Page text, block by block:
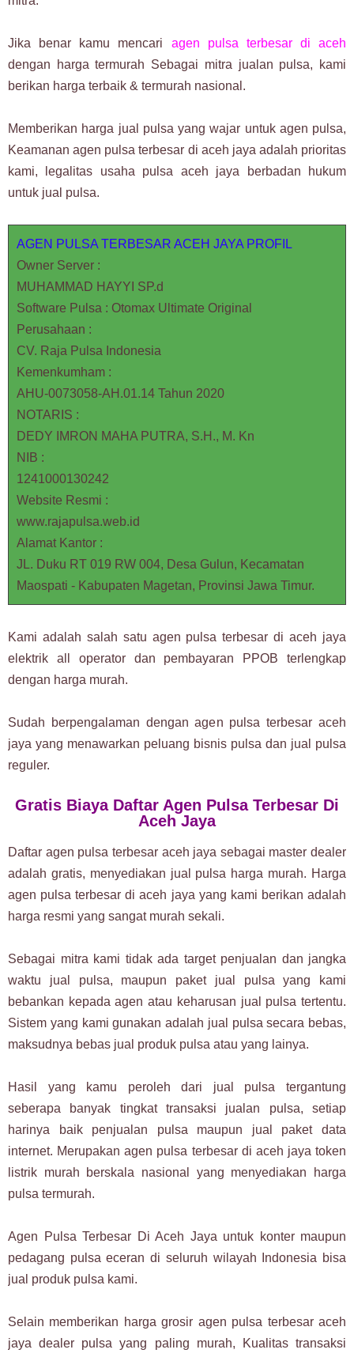
Jika benar kamu mencari agen pulsa terbesar di aceh
dengan harga termurah Sebagai mitra jualan pulsa, kami
berikan harga terbaik & termurah nasional.
Memberikan harga jual pulsa yang wajar untuk agen pulsa,
Keamanan agen pulsa terbesar di aceh jaya adalah prioritas
kami, legalitas usaha pulsa aceh jaya berbadan hukum
untuk jual pulsa.
AGEN PULSA TERBESAR ACEH JAYA PROFIL
Owner Server :
MUHAMMAD HAYYI SP.d
Software Pulsa : Otomax Ultimate Original
Perusahaan :
CV. Raja Pulsa Indonesia
Kemenkumham :
AHU-0073058-AH.01.14 Tahun 2020
NOTARIS :
DEDY IMRON MAHA PUTRA, S.H., M. Kn
NIB :
1241000130242
Website Resmi :
www.rajapulsa.web.id
Alamat Kantor :
JL. Duku RT 019 RW 004, Desa Gulun, Kecamatan
Maospati - Kabupaten Magetan, Provinsi Jawa Timur.
Kami adalah salah satu agen pulsa terbesar di aceh jaya
elektrik all operator dan pembayaran PPOB terlengkap
dengan harga murah.
Sudah berpengalaman dengan agen pulsa terbesar aceh
jaya yang menawarkan peluang bisnis pulsa dan jual pulsa
reguler.
Gratis Biaya Daftar Agen Pulsa Terbesar Di
Aceh Jaya
Daftar agen pulsa terbesar aceh jaya sebagai master dealer
adalah gratis, menyediakan jual pulsa harga murah. Harga
agen pulsa terbesar di aceh jaya yang kami berikan adalah
harga resmi yang sangat murah sekali.
Sebagai mitra kami tidak ada target penjualan dan jangka
waktu jual pulsa, maupun paket jual pulsa yang kami
bebankan kepada agen atau keharusan jual pulsa tertentu.
Sistem yang kami gunakan adalah jual pulsa secara bebas,
maksudnya bebas jual produk pulsa atau yang lainya.
Hasil yang kamu peroleh dari jual pulsa tergantung
seberapa banyak tingkat transaksi jualan pulsa, setiap
harinya baik penjualan pulsa maupun jual paket data
internet. Merupakan agen pulsa terbesar di aceh jaya token
listrik murah berskala nasional yang menyediakan harga
pulsa termurah.
Agen Pulsa Terbesar Di Aceh Jaya untuk konter maupun
pedagang pulsa eceran di seluruh wilayah Indonesia bisa
jual produk pulsa kami.
Selain memberikan harga grosir agen pulsa terbesar aceh
jaya dealer pulsa yang paling murah, Kualitas transaksi